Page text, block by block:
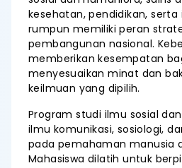
kesehatan, pendidikan,
rumpun memiliki peran
pembangunan nasional.
memberikan kesempatan
menyesuaikan minat dan
keilmuan yang dipilih.
Program studi ilmu sosial
ilmu komunikasi, sosiologi,
pada pemahaman manusia
Mahasiswa dilatih untuk